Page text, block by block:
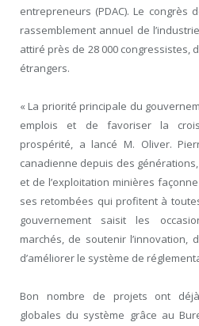
entrepreneurs (PDAC). Le congrès
rassemblement annuel de
attiré près de 28 000 congressistes,
étrangers.
« La priorité principale du
emplois et de favoriser la
prospérité, a lancé M. Oliver.
canadienne depuis des
et de l’exploitation minières
ses retombées qui profitent à
gouvernement saisit les
marchés, de soutenir l’innovation,
d’améliorer le système de
Bon nombre de projets ont déjà
globales du système grâce au